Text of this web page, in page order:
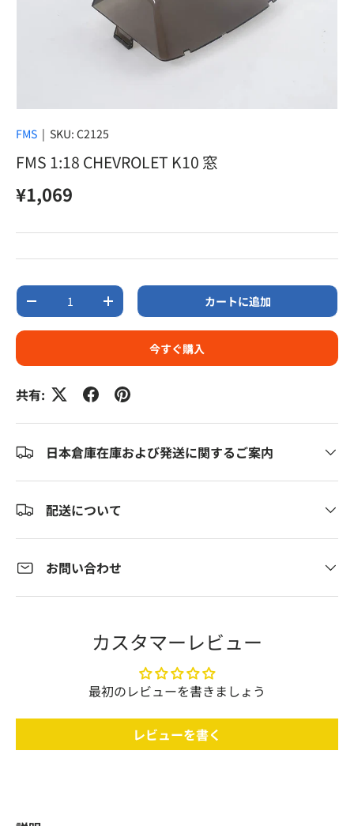
FMS | SKU: C2125
FMS 1:18 CHEVROLET K10 窓
定価
¥1,069
数量
数量を減らす
数量を増やす カートに追加
今すぐ購入
共有:
日本倉庫在庫および発送に関するご案内
配送について
お問い合わせ
カスタマーレビュー
最初のレビューを書きましょう
レビューを書く